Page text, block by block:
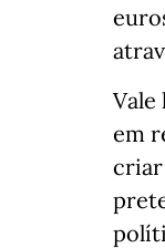
Vale
em
criar